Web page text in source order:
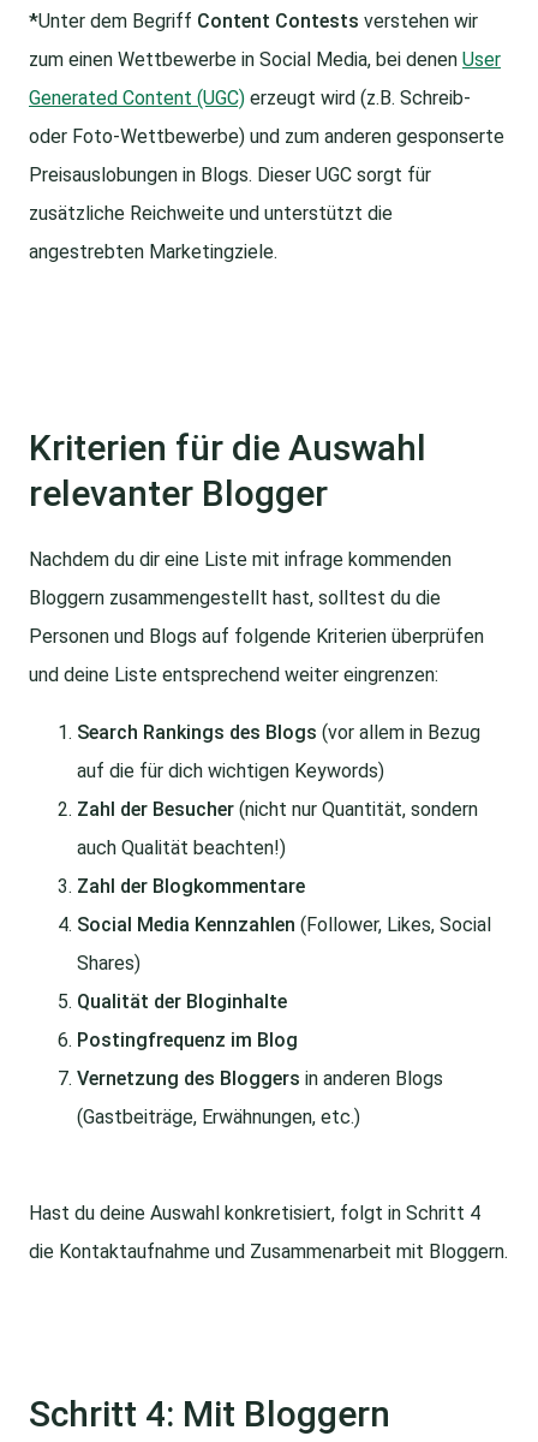
*Unter dem Begriff Content Contests verstehen wir
zum einen Wettbewerbe in Social Media, bei denen User
Generated Content (UGC) erzeugt wird (z.B. Schreib-
oder Foto-Wettbewerbe) und zum anderen gesponserte
Preisauslobungen in Blogs. Dieser UGC sorgt für
zusätzliche Reichweite und unterstützt die
angestrebten Marketingziele.
Kriterien für die Auswahl
relevanter Blogger
Nachdem du dir eine Liste mit infrage kommenden
Bloggern zusammengestellt hast, solltest du die
Personen und Blogs auf folgende Kriterien überprüfen
und deine Liste entsprechend weiter eingrenzen:
Search Rankings des Blogs (vor allem in Bezug
auf die für dich wichtigen Keywords)
Zahl der Besucher (nicht nur Quantität, sondern
auch Qualität beachten!)
Zahl der Blogkommentare
Social Media Kennzahlen (Follower, Likes, Social
Shares)
Qualität der Bloginhalte
Postingfrequenz im Blog
Vernetzung des Bloggers in anderen Blogs
(Gastbeiträge, Erwähnungen, etc.)
Hast du deine Auswahl konkretisiert, folgt in Schritt 4
die Kontaktaufnahme und Zusammenarbeit mit Bloggern.
Schritt 4: Mit Bloggern